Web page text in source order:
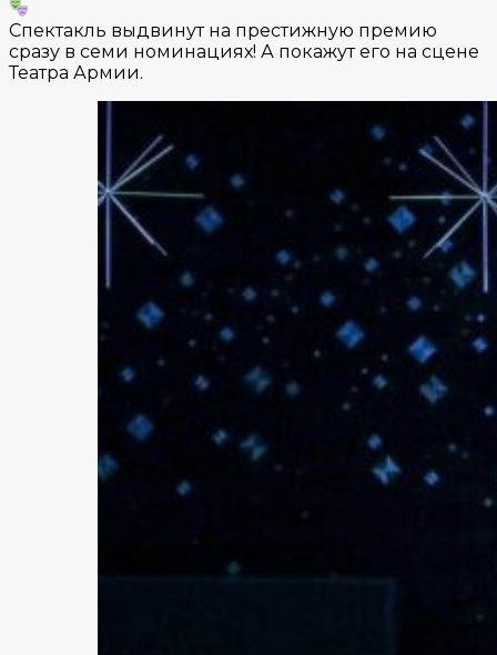
Спектакль выдвинут на престижную премию
сразу в семи номинациях! А покажут его на сцене
Театра Армии.